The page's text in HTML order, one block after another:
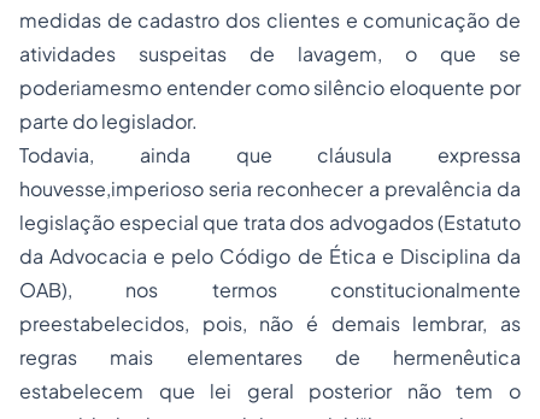
medidas de cadastro dos clientes e comunicação de
atividades suspeitas de lavagem, o que se
poderiamesmo entender como silêncio eloquente por
parte do legislador.
Todavia, ainda que cláusula expressa
houvesse,imperioso seria reconhecer a prevalência da
legislação especial que trata dos advogados (Estatuto
da Advocacia e pelo Código de Ética e Disciplina da
OAB), nos termos constitucionalmente
preestabelecidos, pois, não é demais lembrar, as
regras mais elementares de hermenêutica
estabelecem que lei geral posterior não tem o